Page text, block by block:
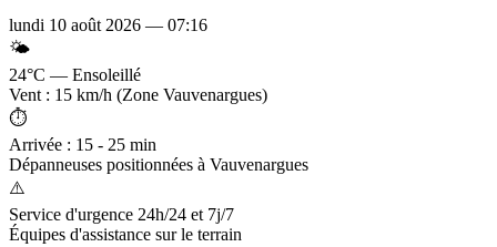
lundi 10 août 2026 — 07:16
🌤️
24°C — Ensoleillé
Vent : 15 km/h (Zone Vauvenargues)
⏱️
Arrivée : 15 - 25 min
Dépanneuses positionnées à Vauvenargues
⚠️
Service d'urgence 24h/24 et 7j/7
Équipes d'assistance sur le terrain